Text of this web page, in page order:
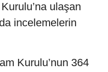
ulaşan
incelemelerin
Kurulu’nun 364